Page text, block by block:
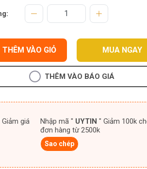
THÊM VÀO GIỎ MUA NGAY
THÊM VÀO BÁO GIÁ
Nhập mã " UYTIN " Giảm 100k cho
đơn hàng từ 2500k
Sao chép